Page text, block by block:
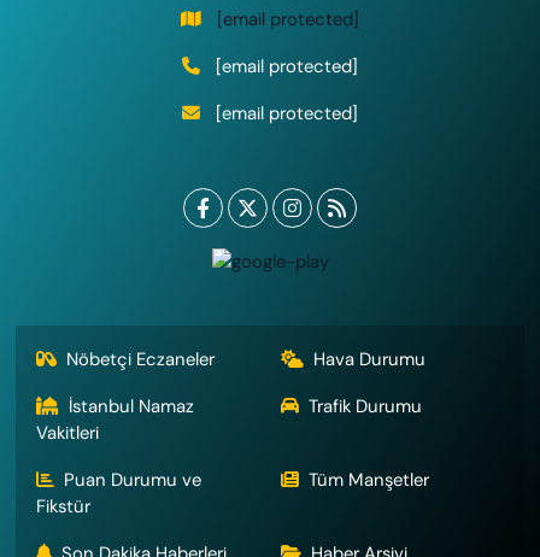
[email protected]
[email protected]
[email protected]
Nöbetçi Eczaneler
Hava Durumu
İstanbul Namaz
Vakitleri
Trafik Durumu
Puan Durumu ve
Fikstür
Tüm Manşetler